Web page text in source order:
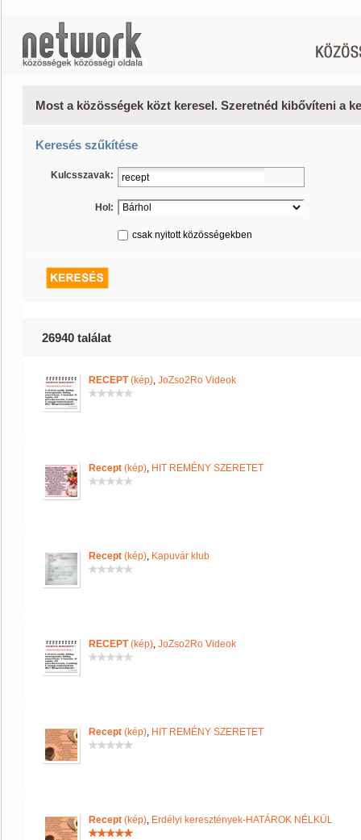
Most a közösségek közt keresel. Szeretnéd kibővíteni a
Keresés szűkítése
Kulcsszavak:
Hol:
csak nyitott közösségekben
26940 találat
RECEPT(kép), JoZso2Ro Videok
Recept (kép), HIT REMÉNY SZERETET
Recept (kép), Kapuvár klub
RECEPT(kép), JoZso2Ro Videok
Recept (kép), HIT REMÉNY SZERETET
Recept (kép), Erdélyi keresztények-HATÁROK NÉLKÜL